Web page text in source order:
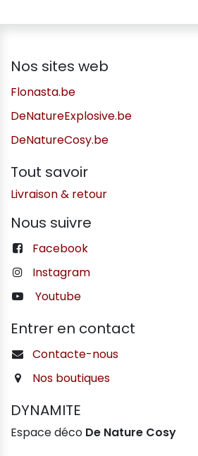
Nos sites web
Flonasta.be
DeNatureExplosive.be
DeNatureCosy.be
Tout savoir
Livraison & retour
Nous suivre
Facebook
Instagram
Youtube
Entrer en contact
Contacte-nous
Nos boutiques
DYNAMITE
Espace déco De Nature Cosy